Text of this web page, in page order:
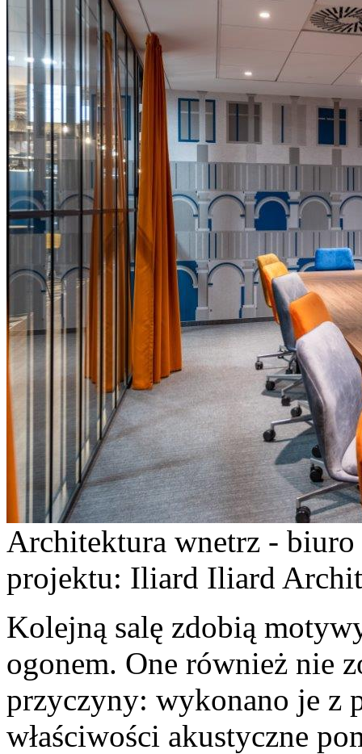
Architektura wnetrz -
projektu: Iliard Iliard
Kolejną salę zdobią
ogonem. One również nie
przyczyny: wykonano je z
właściwości akustyczne